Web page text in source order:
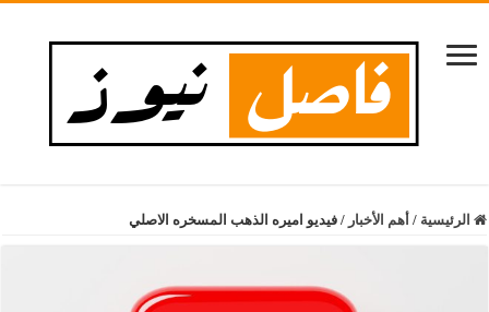
الرئيسية / أهم الأخبار / فيديو اميره الذهب المسخره الاصلي